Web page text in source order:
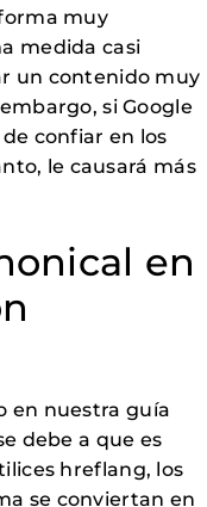
muy
medida casi
un contenido muy
si Google
confiar en los
le causará más
en
en nuestra guía
debe a que es
hreflang, los
se conviertan en